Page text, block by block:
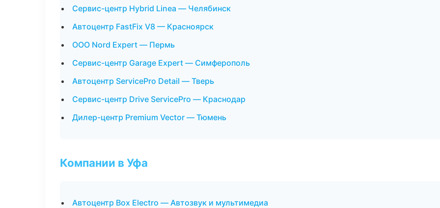
Сервис-центр Hybrid Linea — Челябинск
Автоцентр FastFix V8 — Красноярск
ООО Nord Expert — Пермь
Сервис-центр Garage Expert — Симферополь
Автоцентр ServicePro Detail — Тверь
Сервис-центр Drive ServicePro — Краснодар
Дилер-центр Premium Vector — Тюмень
Компании в Уфа
Автоцентр Box Electro — Автозвук и мультимедиа